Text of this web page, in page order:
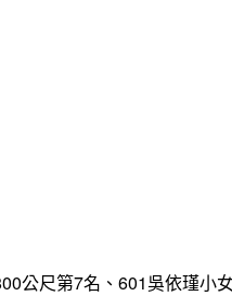
公尺第7名、601吳依瑾小